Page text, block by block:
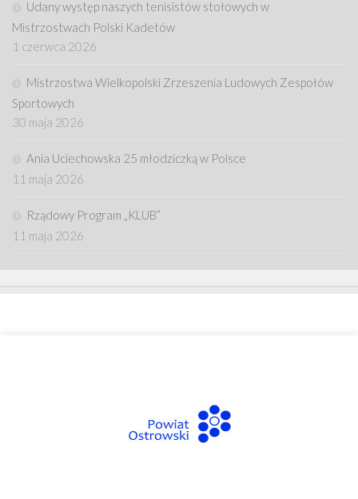
Udany występ naszych tenisistów stołowych w
Mistrzostwach Polski Kadetów
1 czerwca 2026
Mistrzostwa Wielkopolski Zrzeszenia Ludowych Zespołów
Sportowych
30 maja 2026
Ania Uciechowska 25 młodziczką w Polsce
11 maja 2026
Rządowy Program „KLUB”
11 maja 2026
- Zaprojektowany zMotyw Hueman